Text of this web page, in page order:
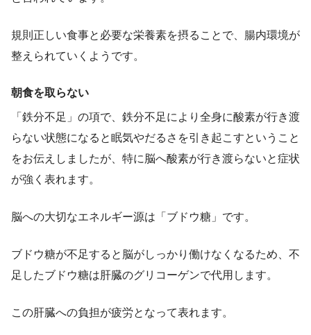
規則正しい食事と必要な栄養素を摂ることで、腸内環境が
整えられていくようです。
朝食を取らない
「鉄分不足」の項で、鉄分不足により全身に酸素が行き渡
らない状態になると眠気やだるさを引き起こすということ
をお伝えしましたが、特に脳へ酸素が行き渡らないと症状
が強く表れます。
脳への大切なエネルギー源は「ブドウ糖」です。
ブドウ糖が不足すると脳がしっかり働けなくなるため、不
足したブドウ糖は肝臓のグリコーゲンで代用します。
この肝臓への負担が疲労となって表れます。